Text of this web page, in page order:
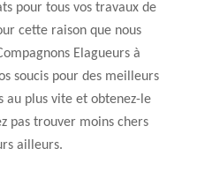
pour tous vos travaux de
cette raison que nous
Elagueurs à
soucis pour des meilleurs
au plus vite et obtenez-le
pas trouver moins chers
ailleurs.